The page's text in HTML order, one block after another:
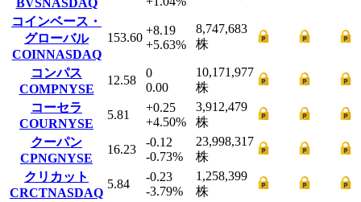
コインベース・
グローバル
COINNASDAQ
153.60
+8.19
+5.63%
8,747,683
株
コンパス
COMPNYSE
12.58
0
0.00
10,171,977
株
コーセラ
COURNYSE
5.81
+0.25
+4.50%
3,912,479
株
クーパン
CPNGNYSE
16.23
-0.12
-0.73%
23,998,317
株
クリカット
CRCTNASDAQ
5.84
-0.23
-3.79%
1,258,399
株